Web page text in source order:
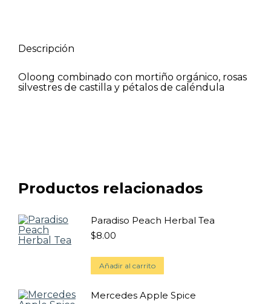
Descripción
Oloong combinado con mortiño orgánico, rosas
silvestres de castilla y pétalos de caléndula
Productos relacionados
Paradiso Peach Herbal Tea
$8.00
Añadir al carrito
Mercedes Apple Spice